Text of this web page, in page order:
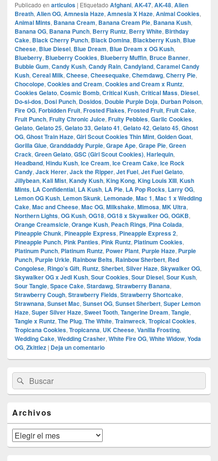
Publicado en articulos | Etiquetado Afghani, AK-47, AK-48, Alien
Breath, Alien OG, Amnesia Haze, Amnesia X Haze, Animal Cookies,
Animal Mints, Banana Cream, Banana Cream Pie, Banana Kush,
Banana OG, Banana Punch, Berry Runtz, Berry White, Birthday
Cake, Black Cherry Punch, Black Domina, Blackberry Kush, Blue
Cheese, Blue Diesel, Blue Dream, Blue Dream x OG Kush,
Blueberry, Blueberry Cookies, Blueberry Muffin, Bruce Banner,
Bubble Gum, Candy Kush, Candy Rain, Candyland, Caramel Candy
Kush, Cereal Milk, Cheese, Cheesequake, Chemdawg, Cherry Pie,
Chocolope, Cookies and Cream, Cookies and Cream x Runtz,
Cookies Gelato, Cosmic Bomb, Critical Kush, Critical Mass, Diesel,
Do-si-dos, Dosi Punch, Dosidos, Double Purple Doja, Durban Poison,
Fire OG, Forbidden Fruit, Frosted Flakes, Frosted Fruit, Fruit Cake,
Fruit Punch, Fruity Chronic Juice, Fruity Pebbles, Garlic Cookies,
Gelato, Gelato 25, Gelato 33, Gelato 41, Gelato 42, Gelato 45, Ghost
OG, Ghost Train Haze, Girl Scout Cookies Thin Mint, Golden Goat,
Gorilla Glue, Granddaddy Purple, Grape Ape, Grape Pie, Green
Crack, Green Gelato, GSC (Girl Scout Cookies), Harlequin,
Headband, Hindu Kush, Ice Cream, Ice Cream Cake, Ice Rock
Candy, Jack Herer, Jack the Ripper, Jet Fuel, Jet Fuel Gelato,
Jillybean, Kali Mist, Kandy Kush, King Kong, King Louis XIII, Kush
Mints, LA Confidential, LA Kush, LA Pie, LA Pop Rocks, Larry OG,
Lemon OG Kush, Lemon Skunk, Lemonade, Mac 1, Mac 1 x Wedding
Cake, Mac and Cheese, Mac OG, Milkshake, Mimosa, MK Ultra,
Northern Lights, OG Kush, OG18, OG18 x Skywalker OG, OGKB,
Orange Creamsicle, Orange Kush, Peach Rings, Pina Colada,
Pineapple Chunk, Pineapple Express, Pineapple Express 2,
Pineapple Punch, Pink Panties, Pink Runtz, Platinum Cookies,
Platinum Punch, Platinum Runtz, Power Plant, Purple Haze, Purple
Punch, Purple Urkle, Rainbow Belts, Rainbow Sherbert, Red
Congolese, Ringo’s Gift, Runtz, Sherbet, Silver Haze, Skywalker OG,
Skywalker OG x Jedi Kush, Sour Cookies, Sour Diesel, Sour Kush,
Sour Tangie, Space Cake, Stardawg, Strawberry Banana,
Strawberry Cough, Strawberry Fields, Strawberry Shortcake,
Strawnana, Sunset Mac, Sunset OG, Sunset Sherbert, Super Lemon
Haze, Super Silver Haze, Sweet Tooth, Tangerine Dream, Tangie,
Tangie x Runtz, The Plug, The White, Trainwreck, Tropical Cookies,
Tropicana Cookies, Tropicanna, UK Cheese, Vanilla Frosting,
Wedding Cake, Wedding Crasher, White Fire OG, White Widow, Yoda
OG, Zkittlez | Deja un comentario
área
de
widget
lateral
primaria
Buscar
por:
Buscar
Archivos
Archivos